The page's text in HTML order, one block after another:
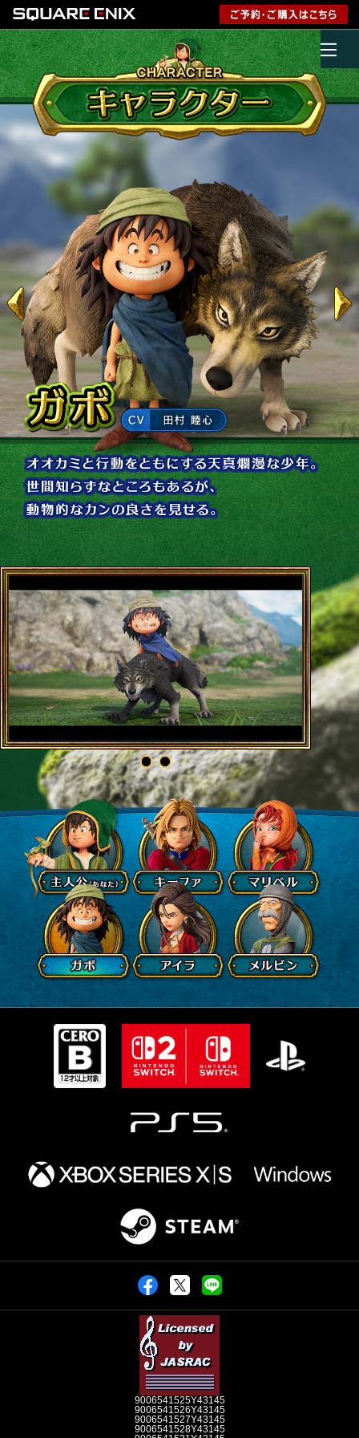
9006541525Y43145
9006541526Y43145
9006541527Y43145
9006541528Y43145